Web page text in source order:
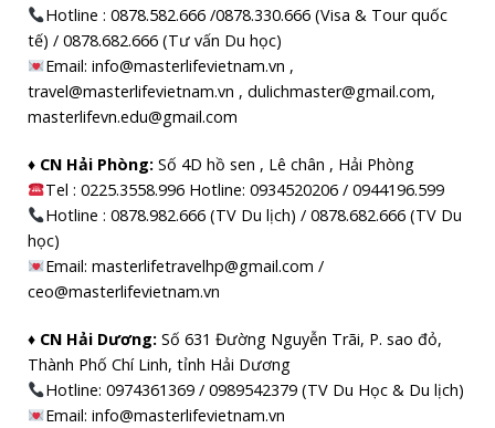
Hotline : 0878.582.666 /0878.330.666 (Visa & Tour quốc
tế) / 0878.682.666 (Tư vấn Du học)
Email: info@masterlifevietnam.vn ,
travel@masterlifevietnam.vn , dulichmaster@gmail.com,
masterlifevn.edu@gmail.com
♦ CN Hải Phòng: Số 4D hồ sen , Lê chân , Hải Phòng
Tel : 0225.3558.996 Hotline: 0934520206 / 0944196.599
Hotline : 0878.982.666 (TV Du lịch) / 0878.682.666 (TV Du
học)
Email: masterlifetravelhp@gmail.com /
ceo@masterlifevietnam.vn
♦ CN Hải Dương: Số 631 Đường Nguyễn Trãi, P. sao đỏ,
Thành Phố Chí Linh, tỉnh Hải Dương
Hotline: 0974361369 / 0989542379 (TV Du Học & Du lịch)
Email: info@masterlifevietnam.vn